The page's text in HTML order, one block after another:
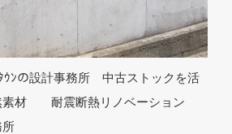
ｳﾝの設計事務所 中古ストックを活
素材 耐震断熱リノベーション
所